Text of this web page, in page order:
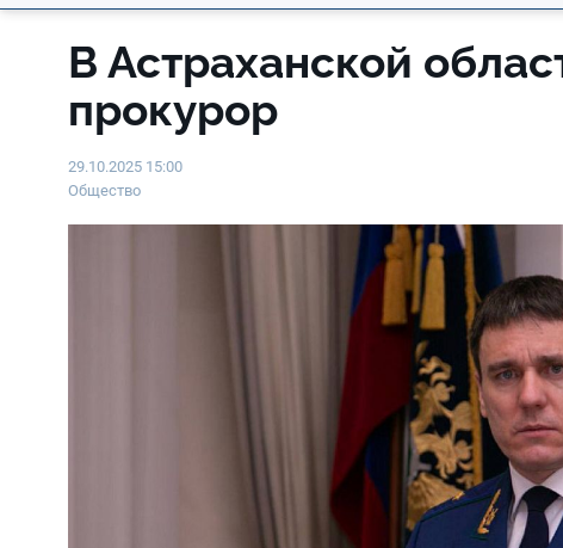
В Астраханской
прокурор
29.10.2025 15:00
Общество